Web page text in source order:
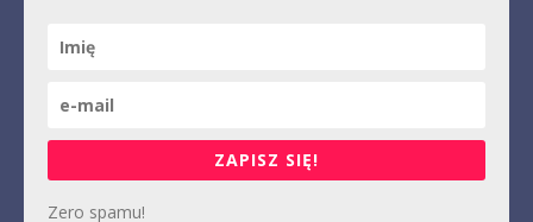
ZAPISZ SIĘ!
Zero spamu!